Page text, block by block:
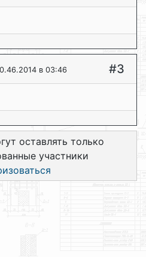
в 03:46 #3
оставлять только
участники